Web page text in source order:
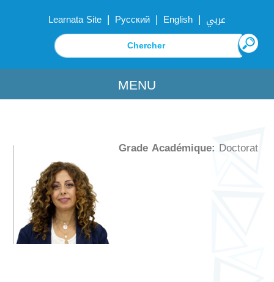
Learnata Site | Русский | English | عربي
MENU
Grade Académique: Doctorat